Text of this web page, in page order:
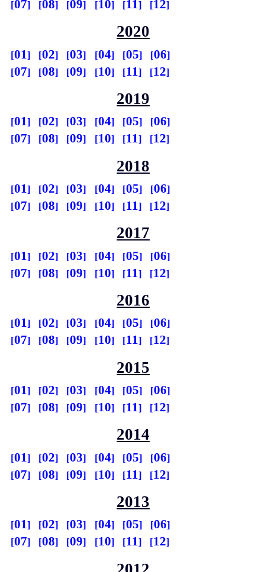
07 08 09 10 11 12
2020
01 02 03 04 05
06
07
08 09 10 11 12
2019
01 02 03 04 05
06
07
08 09 10 11 12
2018
01 02 03 04 05
06
07
08 09 10 11 12
2017
01 02 03 04 05
06
07
08 09 10 11 12
2016
01 02 03 04 05
06
07
08 09 10 11 12
2015
01 02 03 04 05
06
07
08 09 10 11 12
2014
01 02 03 04 05
06
07
08 09 10 11 12
2013
01 02 03 04 05
06
07
08 09 10 11 12